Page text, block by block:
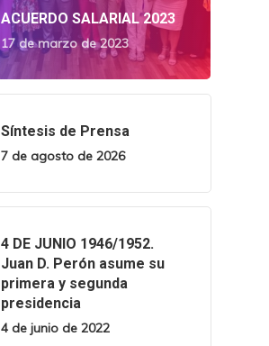
ACUERDO SALARIAL 2023
17 de marzo de 2023
Síntesis de Prensa
7 de agosto de 2026
4 DE JUNIO 1946/1952.
Juan D. Perón asume su
primera y segunda
presidencia
4 de junio de 2022